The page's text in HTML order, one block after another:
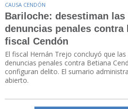
CAUSA CENDÓN
Bariloche: desestiman las
denuncias penales contra
fiscal Cendón
El fiscal Hernán Trejo concluyó que las
denuncias penales contra Betiana
configuran delito. El sumario
abierto.